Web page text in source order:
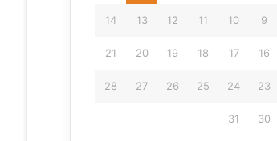
9
10
11
12
13
14
16
17
18
19
20
21
23
24
25
26
27
28
30
31